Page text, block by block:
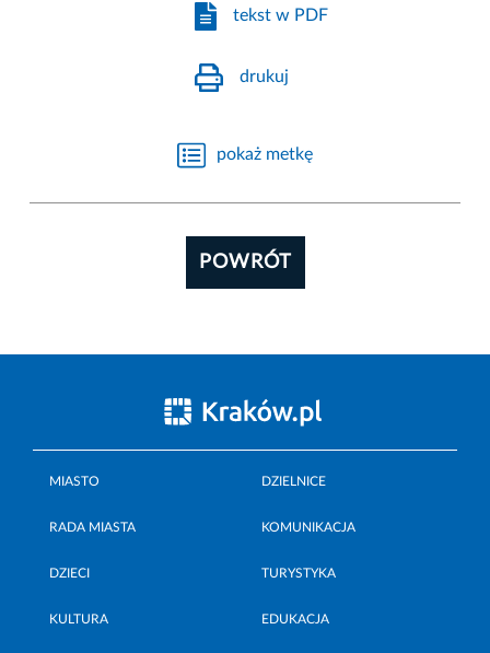
tekst w PDF
drukuj
pokaż metkę
POWRÓT
MIASTO DZIELNICE
RADA MIASTA KOMUNIKACJA
DZIECI TURYSTYKA
KULTURA EDUKACJA